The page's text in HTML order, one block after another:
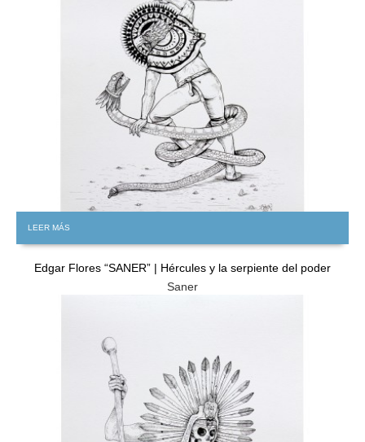
LEER MÁS
Edgar Flores “SANER” | Hércules y la serpiente del poder
Saner